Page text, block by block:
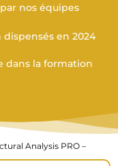
nos équipes
dispensés en 2024
dans la formation
Analysis PRO –